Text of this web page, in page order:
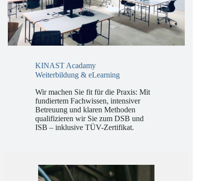
KINAST Acadamy
Wir machen Sie fit für die Praxis: Mit
fundiertem Fachwissen, intensiver
Betreuung und klaren Methoden
qualifizieren wir Sie zum DSB und